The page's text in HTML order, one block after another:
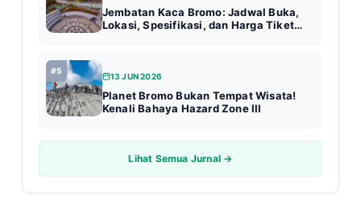
Jembatan Kaca Bromo: Jadwal Buka,
Lokasi, Spesifikasi, dan Harga Tiket
#5
13 JUN 2026
Planet Bromo Bukan Tempat Wisata!
Kenali Bahaya Hazard Zone III
Lihat Semua Jurnal →